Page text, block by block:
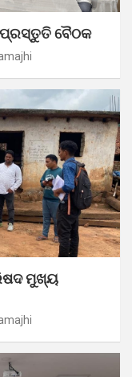
ପ୍ରସ୍ତୁତି ବୈଠକ
ମୁଖ୍ୟ